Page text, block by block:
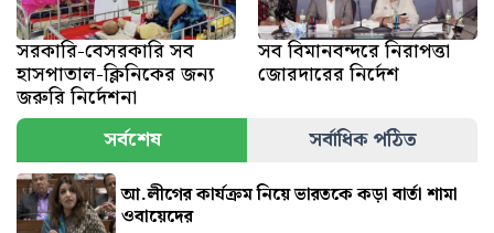
সরকারি-বেসরকারি সব
হাসপাতাল-ক্লিনিকের জন্য
জরুরি নির্দেশনা
সব বিমানবন্দরে নিরাপত্তা
জোরদারের নির্দেশ
সর্বশেষ সর্বাধিক পঠিত
আ.লীগের কার্যক্রম নিয়ে ভারতকে কড়া বার্তা শামা
ওবায়েদের